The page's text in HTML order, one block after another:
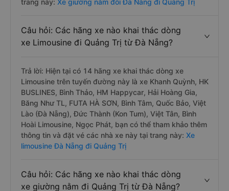
trang này: Xe giường nằm đôi Đà Nẵng đi Quảng Trị
Câu hỏi: Các hãng xe nào khai thác dòng
xe Limousine đi Quảng Trị từ Đà Nẵng?
Trả lời: Hiện tại có 14 hãng xe khai thác dòng xe
Limousine trên tuyến đường này là xe Khanh Quỳnh, HK
BUSLINES, Bình Thảo, HM Happycar, Hải Hoàng Gia,
Băng Như TL, FUTA HÀ SƠN, Bình Tâm, Quốc Bảo, Việt
Lào (Đà Nẵng), Đức Thành (Kon Tum), Việt Tân, Bình
Hoài Limousine, Ngọc Phát, bạn có thể tham khảo thêm
thông tin và đặt vé các nhà xe này tại trang này: Xe
limousine Đà Nẵng đi Quảng Trị
Câu hỏi: Các hãng xe nào khai thác dòng
xe giường nằm đi Quảng Trị từ Đà Nẵng?